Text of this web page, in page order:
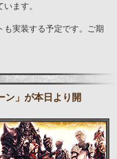
ます。
も実装する予定です。ご期
ン」が本日より開